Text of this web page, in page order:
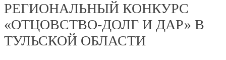
РЕГИОНАЛЬНЫЙ КОНКУРС
«ОТЦОВСТВО-ДОЛГ И ДАР» В
ТУЛЬСКОЙ ОБЛАСТИ